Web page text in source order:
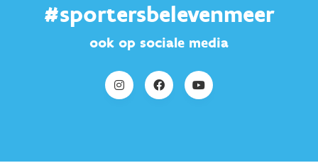
#sportersbelevenmeer
ook op sociale media